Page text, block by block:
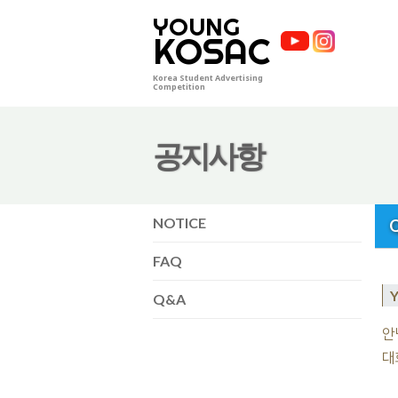
YOUNG
KOSAC
Korea Student Advertising
Competition
공지사항
NOTICE
FAQ
Q&A
안
대